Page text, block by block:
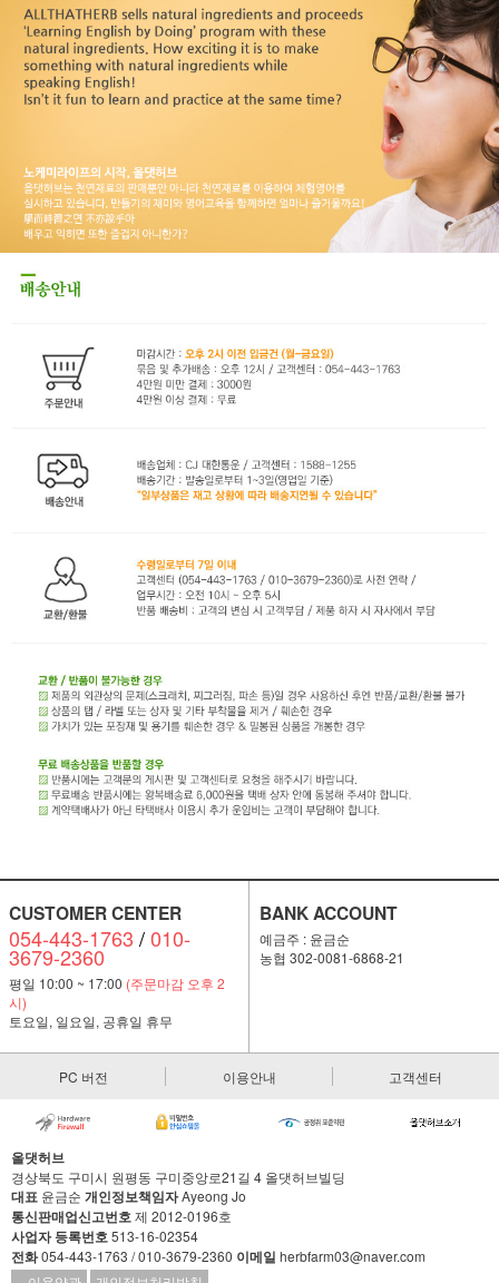
CUSTOMER CENTER
054-443-1763 /010-
3679-2360
평일 10:00 ~ 17:00 (주문마감 오후 2
시)
토요일, 일요일, 공휴일 휴무
BANK ACCOUNT
예금주 : 윤금순
농협 302-0081-6868-21
PC 버전 이용안내 고객센터
올댓허브
경상북도 구미시 원평동 구미중앙로21길 4 올댓허브빌딩
대표 윤금순 개인정보책임자Ayeong Jo
통신판매업신고번호제 2012-0196호
사업자 등록번호513-16-02354
전화054-443-1763 / 010-3679-2360 이메일 herbfarm03@naver.com